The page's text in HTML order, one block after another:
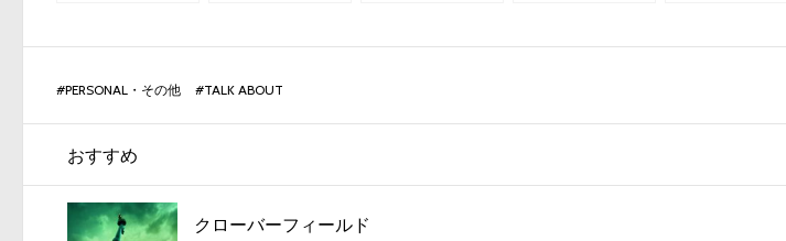
#PERSONAL・その他 #TALK ABOUT
おすすめ
クローバーフィールド